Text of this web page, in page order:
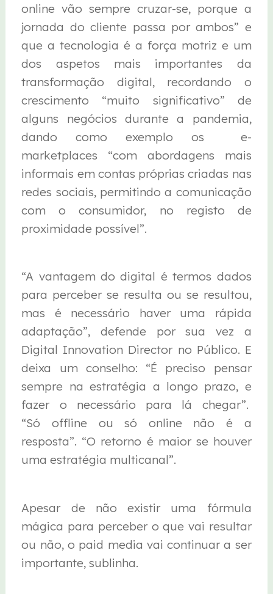
online vão sempre cruzar-se, porque a
jornada do cliente passa por ambos” e
que a tecnologia é a força motriz e um
dos aspetos mais importantes da
transformação digital, recordando o
crescimento “muito significativo” de
alguns negócios durante a pandemia,
dando como exemplo os e-
marketplaces “com abordagens mais
informais em contas próprias criadas nas
redes sociais, permitindo a comunicação
com o consumidor, no registo de
proximidade possível”.
“A vantagem do digital é termos dados
para perceber se resulta ou se resultou,
mas é necessário haver uma rápida
adaptação”, defende por sua vez a
Digital Innovation Director no Público. E
deixa um conselho: “É preciso pensar
sempre na estratégia a longo prazo, e
fazer o necessário para lá chegar”.
“Só offline ou só online não é a
resposta”. “O retorno é maior se houver
uma estratégia multicanal”.
Apesar de não existir uma fórmula
mágica para perceber o que vai resultar
ou não, o paid media vai continuar a ser
importante, sublinha.